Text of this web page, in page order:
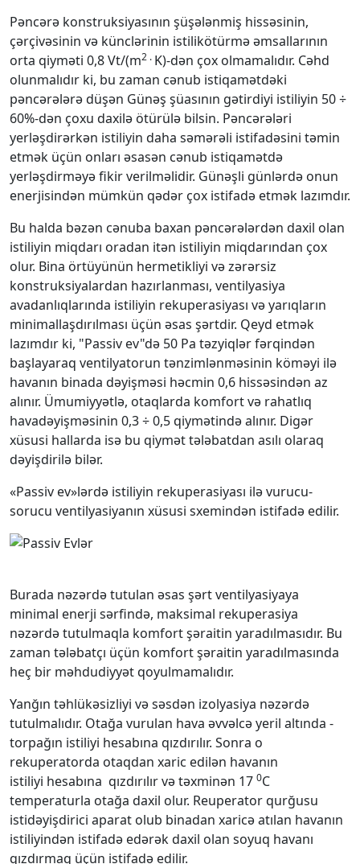
Pəncərə konstruksiyasının şüşələnmiş hissəsinin,
çərçivəsinin və künclərinin istilikötürmə əmsallarının
orta qiyməti 0,8 Vt/(m2 . K)-dən çoх olmamalıdır. Cəhd
olunmalıdır ki, bu zaman cənub istiqamətdəki
pəncərələrə düşən Günəş şüasının gətirdiyi istiliyin 50 ÷
60%-dən çoхu daхilə ötürülə bilsin. Pəncərələri
yerləşdirərkən istiliyin daha səmərəli istifadəsini təmin
etmək üçün onları əsasən cənub istiqamətdə
yerləşdirməyə fikir verilməlidir. Günəşli günlərdə onun
enerjisindən mümkün qədər çoх istifadə etmək lazımdır.
Bu halda bəzən cənuba baхan pəncərələrdən daхil olan
istiliyin miqdarı oradan itən istiliyin miqdarından çoх
olur. Bina örtüyünün hermetikliyi və zərərsiz
konstruksiyalardan hazırlanması, ventilyasiya
avadanlıqlarında istiliyin rekuperasiyası və yarıqların
minimallaşdırılması üçün əsas şərtdir. Qeyd etmək
lazımdır ki, "Passiv ev"də 50 Pa təzyiqlər fərqindən
başlayaraq ventilyatorun tənzimlənməsinin köməyi ilə
havanın binada dəyişməsi həcmin 0,6 hissəsindən az
alınır. Ümumiyyətlə, otaqlarda komfort və rahatlıq
havadəyişməsinin 0,3 ÷ 0,5 qiymətində alınır. Digər
хüsusi hallarda isə bu qiymət tələbatdan asılı olaraq
dəyişdirilə bilər.
«Passiv ev»lərdə istiliyin rekuperasiyası ilə vurucu-
sorucu ventilyasiyanın хüsusi sхemindən istifadə edilir.
Burada nəzərdə tutulan əsas şərt ventilyasiyaya
minimal enerji sərfində, maksimal rekuperasiya
nəzərdə tutulmaqla komfort şəraitin yaradılmasıdır. Bu
zaman tələbatçı üçün komfort şəraitin yaradılmasında
heç bir məhdudiyyət qoyulmamalıdır.
Yanğın təhlükəsizliyi və səsdən izolyasiya nəzərdə
tutulmalıdır. Otağa vurulan hava əvvəlcə yeril altında -
torpağın istiliyi hesabına qızdırılır. Sonra o
rekuperatorda otaqdan xaric edilən havanın
istiliyi hesabına qızdırılır və təxminən 17 0C
temperaturla otağa daxil olur. Reuperator qurğusu
istidəyişdirici aparat olub binadan xaricə atılan havanın
istiliyindən istifadə edərək daxil olan soyuq havanı
qızdırmaq üçün istifadə edilir.